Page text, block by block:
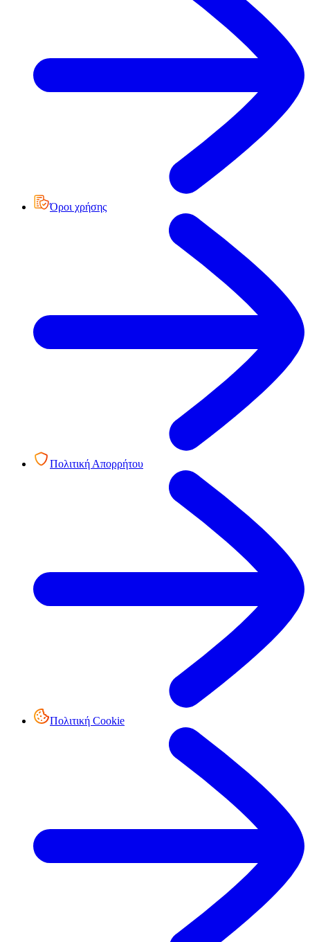
Όροι χρήσης
Πολιτική Απορρήτου
Πολιτική Cookie